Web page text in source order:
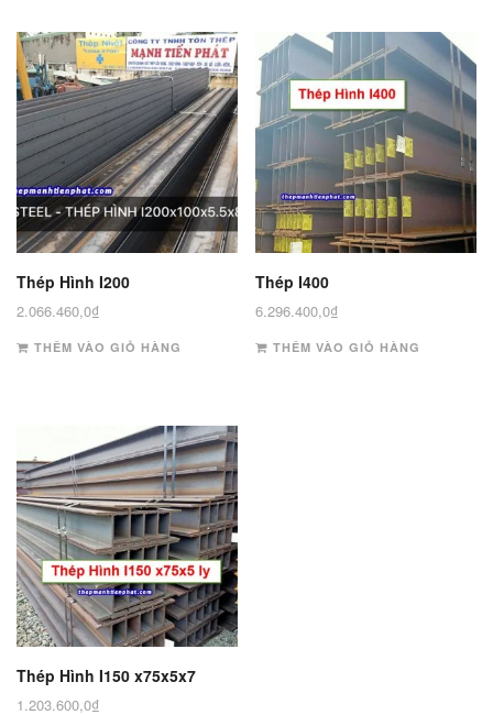
Thép Hình I200
2.066.460,0₫
THÊM VÀO GIỎ HÀNG
Thép I400
6.296.400,0₫
THÊM VÀO GIỎ HÀNG
Thép Hình I150 x75x5x7
1.203.600,0₫